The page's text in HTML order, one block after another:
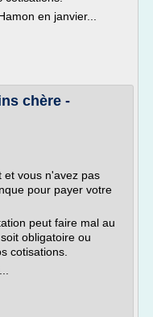
en janvier...
chère -
et vous n'avez pas
pour payer votre
peut faire mal au
obligatoire ou
cotisations.